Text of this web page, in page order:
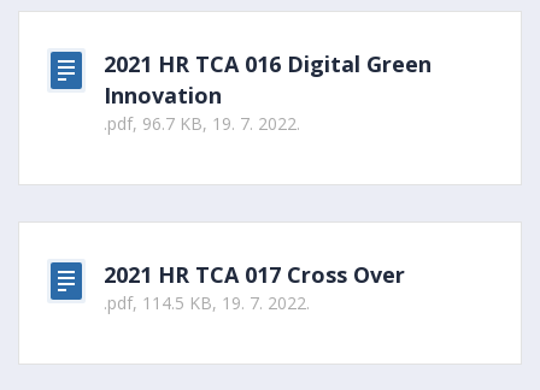
2021 HR TCA 016 Digital Green
Innovation
.pdf, 96.7 KB, 19. 7. 2022.
2021 HR TCA 017 Cross Over
.pdf, 114.5 KB, 19. 7. 2022.